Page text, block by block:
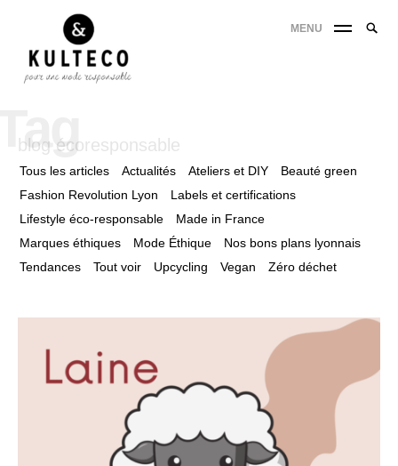
MENU
blog écoresponsable
Tous les articles Actualités Ateliers et DIY
Beauté green
Fashion Revolution Lyon
Labels et certifications
Lifestyle éco-responsable
Made in France
Marques éthiques
Mode Éthique
Nos bons plans lyonnais
Tendances
Tout voir Upcycling Vegan Zéro déchet